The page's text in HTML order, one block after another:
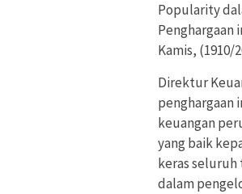
Popularity
Penghargaan
Kamis, (1910/
Direktur
penghargaan
keuangan
yang baik
keras
dalam